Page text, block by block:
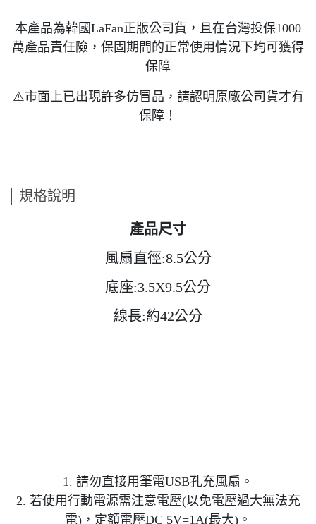
本產品為韓國LaFan正版公司貨，且在台灣投保1000
萬產品責任險，保固期間的正常使用情況下均可獲得
保障
⚠️市面上已出現許多仿冒品，請認明原廠公司貨才有
保障！
規格說明
產品尺寸
風扇直徑:8.5公分
底座:3.5X9.5公分
線長:約42公分
1. 請勿直接用筆電USB孔充風扇。
2. 若使用行動電源需注意電壓(以免電壓過大無法充
電)，定額電壓DC 5V=1A(最大)。